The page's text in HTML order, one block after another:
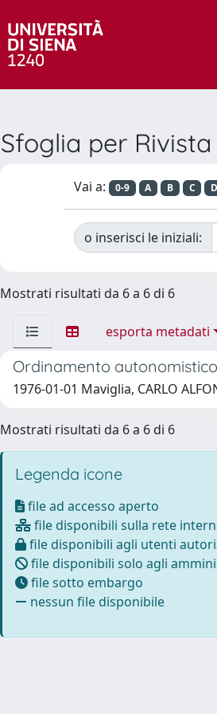
Sfoglia per Rivista
Vai a: 0-9 A B C D
o inserisci le iniziali:
Mostrati risultati da 6 a 6 di 6
esporta metadati
Ordinamento
1976-01-01 Maviglia, CARLO
Mostrati risultati da 6 a 6 di 6
Legenda icone
file ad accesso aperto
file disponibili sulla rete
file disponibili agli utenti
file disponibili solo agli
file sotto embargo
nessun file disponibile